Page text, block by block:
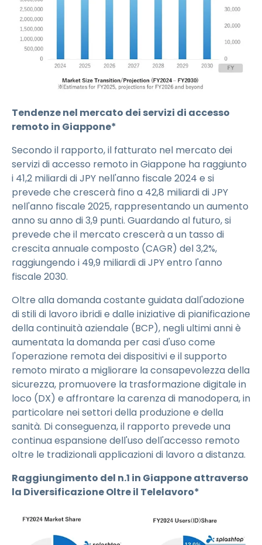
Tendenze nel mercato dei servizi di accesso
remoto in Giappone*
Secondo il rapporto, il fatturato nel mercato dei
servizi di accesso remoto in Giappone ha raggiunto
i 41,2 miliardi di JPY nell'anno fiscale 2024 e si
prevede che crescerà fino a 42,8 miliardi di JPY
nell'anno fiscale 2025, rappresentando un aumento
anno su anno di 3,9 punti. Guardando al futuro, si
prevede che il mercato crescerà a un tasso di
crescita annuale composto (CAGR) del 3,2%,
raggiungendo i 49,9 miliardi di JPY entro l'anno
fiscale 2030.
Oltre alla domanda costante guidata dall'adozione
di stili di lavoro ibridi e dalle iniziative di pianificazione
della continuità aziendale (BCP), negli ultimi anni è
aumentata la domanda per casi d'uso come
l'operazione remota dei dispositivi e il supporto
remoto mirato a migliorare la consapevolezza della
sicurezza, promuovere la trasformazione digitale in
loco (DX) e affrontare la carenza di manodopera, in
particolare nei settori della produzione e della
sanità. Di conseguenza, il rapporto prevede una
continua espansione dell'uso dell'accesso remoto
oltre le tradizionali applicazioni di lavoro a distanza.
Raggiungimento del n.1 in Giappone attraverso
la Diversificazione Oltre il Telelavoro*